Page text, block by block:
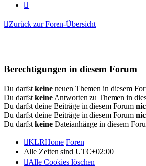
Zurück zur Foren-Übersicht
Berechtigungen in diesem Forum
Du darfst keine neuen Themen in diesem
Du darfst keine Antworten zu Themen in
Du darfst deine Beiträge in diesem Forum
Du darfst deine Beiträge in diesem Forum
Du darfst keine Dateianhänge in diesem
KLRHome Foren
Alle Zeiten sind UTC+02:00
Alle Cookies löschen